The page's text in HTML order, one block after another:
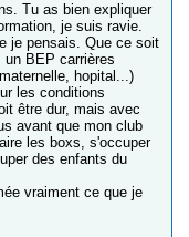
Tu as bien expliquer
je suis ravie.
je pensais. Que ce soit
BEP carrières
hopital...)
les conditions
être dur, mais avec
avant que mon club
les boxs, s'occuper
des enfants du
vraiment ce que je